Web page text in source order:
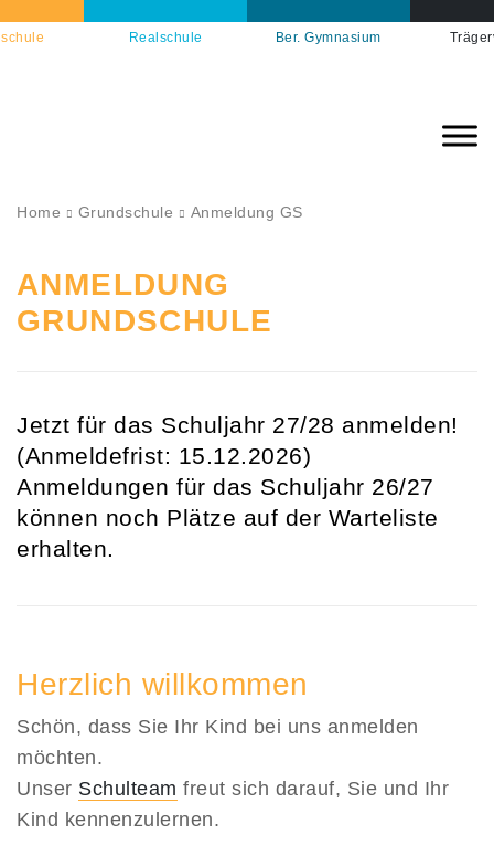
Realschule Ber. Gymnasium
Home Grundschule Anmeldung GS
ANMELDUNG
GRUNDSCHULE
Jetzt für das Schuljahr 27/28 anmelden!
(Anmeldefrist: 15.12.2026)
Anmeldungen für das Schuljahr 26/27
können noch Plätze auf der Warteliste
erhalten.
Herzlich willkommen
Schön, dass Sie Ihr Kind bei uns anmelden
möchten.
Unser Schulteam freut sich darauf, Sie und Ihr
Kind kennenzulernen.